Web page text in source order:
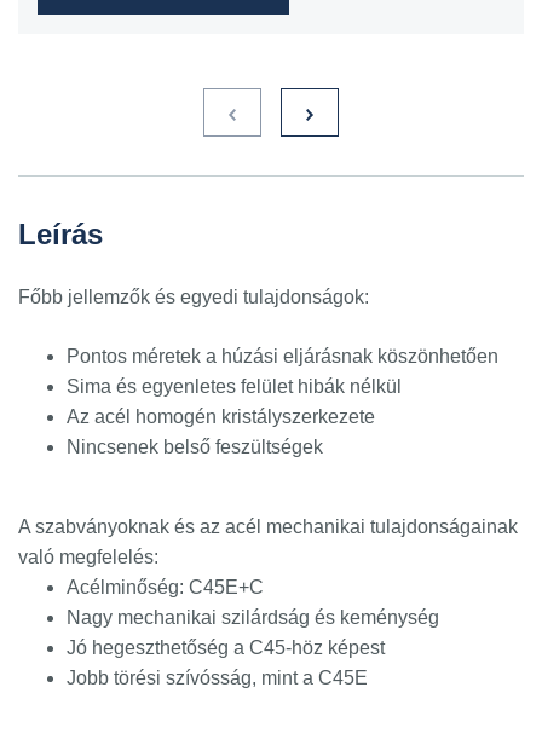
Leírás
Főbb jellemzők és egyedi tulajdonságok:
Pontos méretek a húzási eljárásnak köszönhetően
Sima és egyenletes felület hibák nélkül
Az acél homogén kristályszerkezete
Nincsenek belső feszültségek
A szabványoknak és az acél mechanikai tulajdonságainak
való megfelelés:
Acélminőség: C45E+C
Nagy mechanikai szilárdság és keménység
Jó hegeszthetőség a C45-höz képest
Jobb törési szívósság, mint a C45E